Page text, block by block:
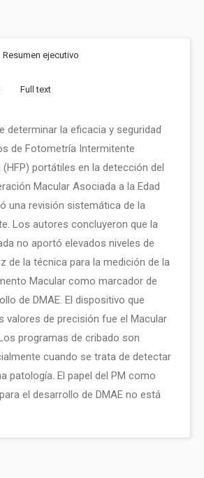
Resumen ejecutivo
Full text
determinar la eficacia y seguridad
de Fotometría Intermitente
portátiles en la detección del
Macular Asociada a la Edad
una revisión sistemática de la
Los autores concluyeron que la
no aportó elevados niveles de
de la técnica para la medición de la
Macular como marcador de
de DMAE. El dispositivo que
valores de precisión fue el Macular
programas de cribado son
cuando se trata de detectar
patología. El papel del PM como
el desarrollo de DMAE no está